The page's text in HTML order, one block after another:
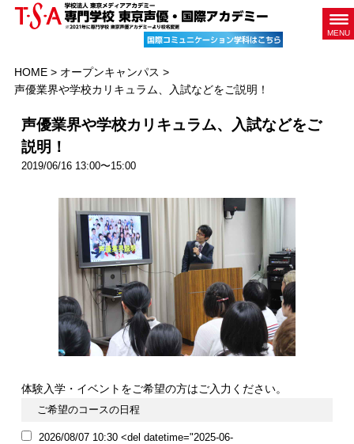
MENU
HOME> オープンキャンパス >
声優業界や学校カリキュラム、入試などをご説明！
声優業界や学校カリキュラム、入試などをご
説明！
2019/06/16 13:00〜15:00
体験入学・イベントをご希望の方はご入力ください。
ご希望のコースの日程
2026/08/07 10:30 <del datetime="2025-06-